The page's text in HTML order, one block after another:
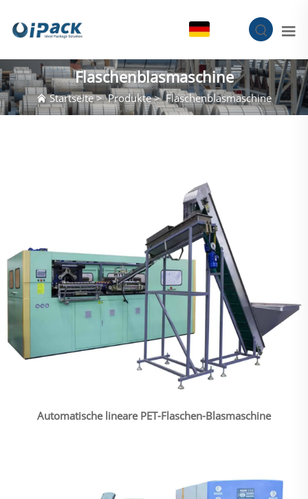
Flaschenblasmaschine
Startseite>Produkte>Flaschenblasmaschine
Automatische lineare PET-Flaschen-Blasmaschine